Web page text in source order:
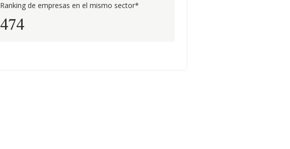
Ranking de empresas en el mismo sector*
474